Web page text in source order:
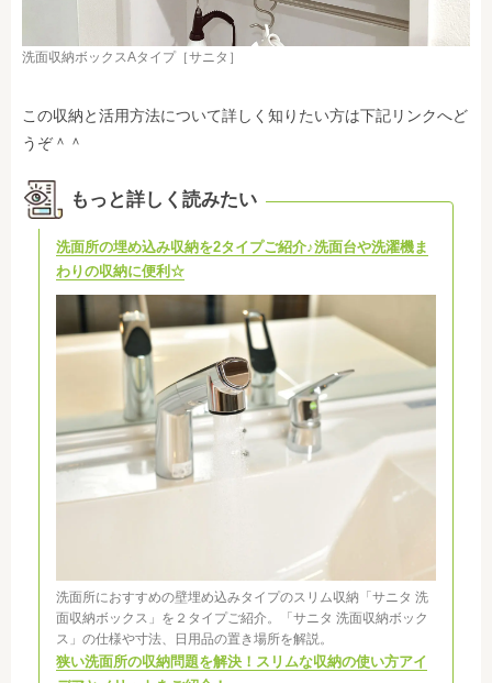
洗面収納ボックスAタイプ［サニタ］
この収納と活用方法について詳しく知りたい方は下記リンクへど
うぞ＾＾
もっと詳しく読みたい
洗面所の埋め込み収納を2タイプご紹介♪洗面台や洗濯機ま
わりの収納に便利☆
洗面所におすすめの壁埋め込みタイプのスリム収納「サニタ 洗
面収納ボックス」を２タイプご紹介。「サニタ 洗面収納ボック
ス」の仕様や寸法、日用品の置き場所を解説。
狭い洗面所の収納問題を解決！スリムな収納の使い方アイ